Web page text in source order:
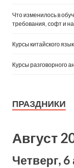
Что изменилось в
требования, софт и
Курсы китайского
Курсы разговорного
ПРАЗДНИКИ
Август
Четверг, 6